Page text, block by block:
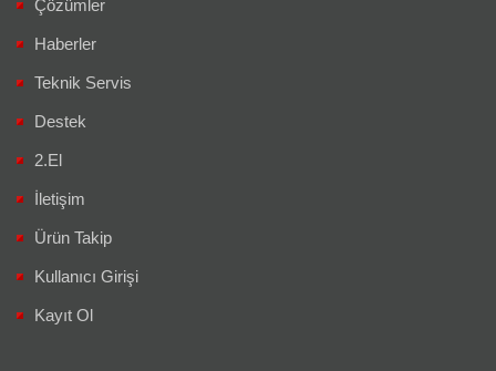
Çözümler
Haberler
Teknik Servis
Destek
2.El
İletişim
Ürün Takip
Kullanıcı Girişi
Kayıt Ol